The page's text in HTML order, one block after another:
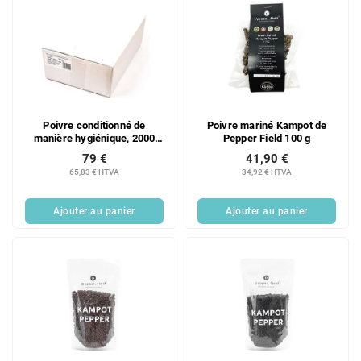
Poivre conditionné de
manière hygiénique, 2000
sachets de 0,2 g
65,83 € HTVA
79 €
Ajouter au panier
Poivre mariné Kampot de
Pepper Field 100 g
34,92 € HTVA
41,90 €
Ajouter au panier